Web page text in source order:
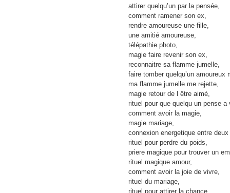
attirer quelqu’un par la pensée,
comment ramener son ex,
rendre amoureuse une fille,
une amitié amoureuse,
télépathie photo,
magie faire revenir son ex,
reconnaitre sa flamme jumelle,
faire tomber quelqu’un amoureux
ma flamme jumelle me rejette,
magie retour de l être aimé,
rituel pour que quelqu un pense a
comment avoir la magie,
magie mariage,
connexion energetique entre
rituel pour perdre du poids,
priere magique pour trouver un
rituel magique amour,
comment avoir la joie de vivre,
rituel du mariage,
rituel pour attirer la chance,